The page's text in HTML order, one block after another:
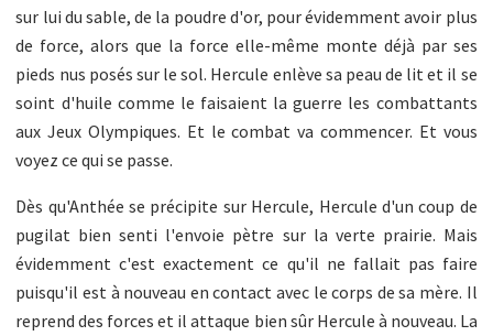
sur lui du sable, de la poudre d'or, pour évidemment avoir plus
de force, alors que la force elle-même monte déjà par ses
pieds nus posés sur le sol. Hercule enlève sa peau de lit et il se
soint d'huile comme le faisaient la guerre les combattants
aux Jeux Olympiques. Et le combat va commencer. Et vous
voyez ce qui se passe.
Dès qu'Anthée se précipite sur Hercule, Hercule d'un coup de
pugilat bien senti l'envoie pètre sur la verte prairie. Mais
évidemment c'est exactement ce qu'il ne fallait pas faire
puisqu'il est à nouveau en contact avec le corps de sa mère. Il
reprend des forces et il attaque bien sûr Hercule à nouveau. La